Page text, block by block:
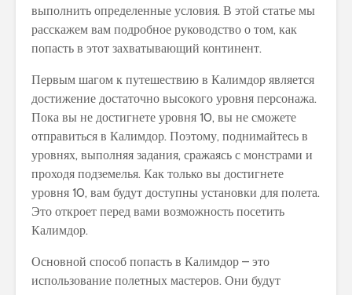
выполнить определенные условия. В этой статье мы
расскажем вам подробное руководство о том, как
попасть в этот захватывающий континент.
Первым шагом к путешествию в Калимдор является
достижение достаточно высокого уровня персонажа.
Пока вы не достигнете уровня 10, вы не сможете
отправиться в Калимдор. Поэтому, поднимайтесь в
уровнях, выполняя задания, сражаясь с монстрами и
проходя подземелья. Как только вы достигнете
уровня 10, вам будут доступны установки для полета.
Это откроет перед вами возможность посетить
Калимдор.
Основной способ попасть в Калимдор – это
использование полетных мастеров. Они будут